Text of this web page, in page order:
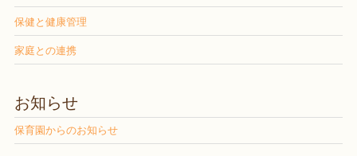
保健と健康管理
家庭との連携
お知らせ
保育園からのお知らせ